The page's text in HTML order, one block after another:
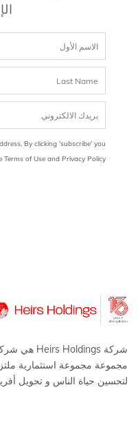
By clicking 'subscribe' you
Terms of Use and Privacy Policy
شركة Heirs Holdings هي شركة عائلية رائدة في مجال
مجموعة مجموعة استثمارية
لتحسين حياة الناس و تحويل